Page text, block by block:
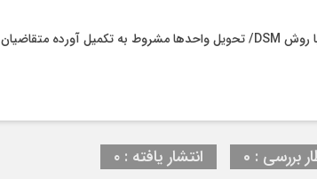
پایان چالش سستی خاک در نهضت ملی مسکن آستانه‌اشرفیه با روش DSM/ تحویل واحدها مشروط به تکمیل آورده متقاضیان
بررسی : 0 انتشار یافته : ۰